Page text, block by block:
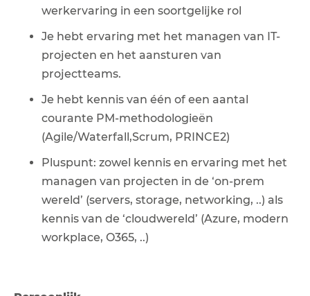
werkervaring in een soortgelijke rol
Je hebt ervaring met het managen van IT-
projecten en het aansturen van
projectteams.
Je hebt kennis van één of een aantal
courante PM-methodologieën
(Agile/Waterfall,Scrum, PRINCE2)
Pluspunt: zowel kennis en ervaring met het
managen van projecten in de ‘on-prem
wereld’ (servers, storage, networking, ..) als
kennis van de ‘cloudwereld’ (Azure, modern
workplace, O365, ..)